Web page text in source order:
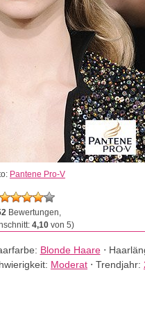
Pantene Pro-V
Bewertungen,
4,10von 5)
Blonde Haare⋅
Moderat ⋅Trendjahr: